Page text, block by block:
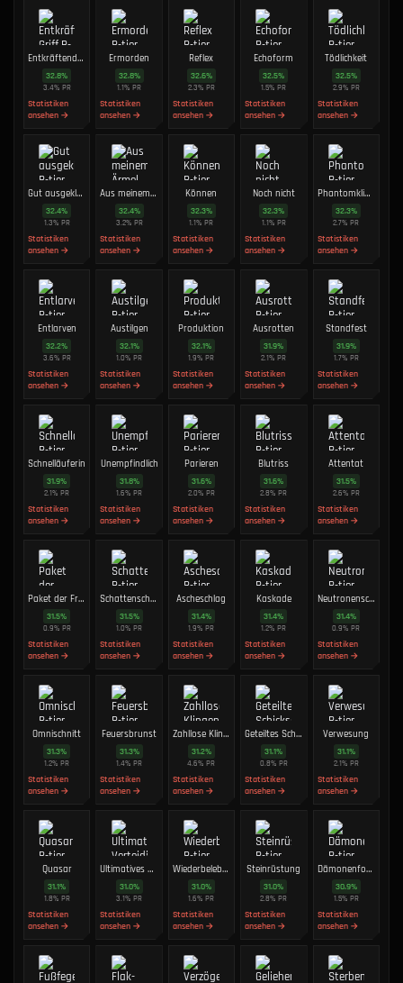
Entkräftender Griff
32.8%
3.4% PR
Statistiken
ansehen →
Ermorden
32.8%
1.1%PR
Statistiken
ansehen →
Reflex
32.6%
2.3% PR
Statistiken
ansehen →
Echoform
32.5%
1.5%PR
Statistiken
ansehen →
Tödlichkeit
32.5%
2.9% PR
Statistiken
ansehen →
Gut ausgeklügelt
32.4%
1.3% PR
Statistiken
ansehen →
Aus meinem Ärmel
32.4%
3.2% PR
Statistiken
ansehen →
Können
32.3%
1.1%PR
Statistiken
ansehen →
Noch nicht
32.3%
1.1% PR
Statistiken
ansehen →
Phantomklingen
32.3%
2.7%PR
Statistiken
ansehen →
Entlarven
32.2%
3.6% PR
Statistiken
ansehen →
Austilgen
32.1%
1.0%PR
Statistiken
ansehen →
Produktion
32.1%
1.9%PR
Statistiken
ansehen →
Ausrotten
31.9%
2.1%PR
Statistiken
ansehen →
Standfest
31.9%
1.7% PR
Statistiken
ansehen →
Schnelläuferin
31.9%
2.1%PR
Statistiken
ansehen →
Unempfindlich
31.8%
1.6%PR
Statistiken
ansehen →
Parieren
31.6%
2.0% PR
Statistiken
ansehen →
Blutriss
31.6%
2.8%PR
Statistiken
ansehen →
Attentat
31.5%
2.6% PR
Statistiken
ansehen →
Paket der Freude
31.5%
0.9% PR
Statistiken
ansehen →
Schattenschritt
31.5%
1.0%PR
Statistiken
ansehen →
Ascheschlag
31.4%
1.9%PR
Statistiken
ansehen →
Kaskade
31.4%
1.2%PR
Statistiken
ansehen →
Neutronenschirm
31.4%
0.9%PR
Statistiken
ansehen →
Omnischnitt
31.3%
1.2%PR
Statistiken
ansehen →
Feuersbrunst
31.3%
1.4%PR
Statistiken
ansehen →
Zahllose Klingen
31.2%
4.6%PR
Statistiken
ansehen →
Geteiltes Schicksal
31.1%
0.8% PR
Statistiken
ansehen →
Verwesung
31.1%
2.1% PR
Statistiken
ansehen →
Quasar
31.1%
1.8% PR
Statistiken
ansehen →
Ultimatives Verteidigen
31.0%
3.1%PR
Statistiken
ansehen →
Wiederbeleben
31.0%
1.6%PR
Statistiken
ansehen →
Steinrüstung
31.0%
2.8%PR
Statistiken
ansehen →
Dämonenform
30.9%
1.5% PR
Statistiken
ansehen →